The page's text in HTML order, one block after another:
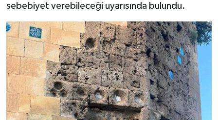
sebebiyet verebileceği uyarısında bulundu.